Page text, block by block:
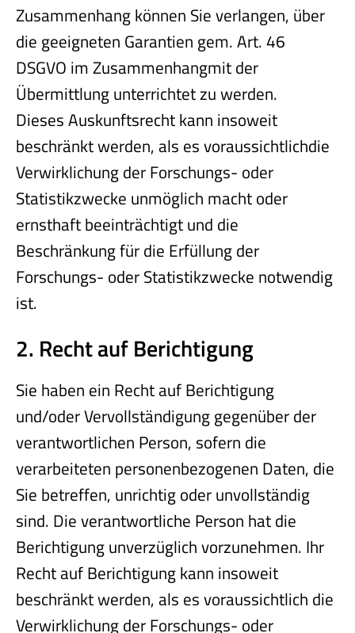
Zusammenhang können Sie verlangen, über
die geeigneten Garantien gem. Art. 46
DSGVO im Zusammenhangmit der
Übermittlung unterrichtet zu werden.
Dieses Auskunftsrecht kann insoweit
beschränkt werden, als es voraussichtlichdie
Verwirklichung der Forschungs- oder
Statistikzwecke unmöglich macht oder
ernsthaft beeinträchtigt und die
Beschränkung für die Erfüllung der
Forschungs- oder Statistikzwecke notwendig
ist.
2. Recht auf Berichtigung
Sie haben ein Recht auf Berichtigung
und/oder Vervollständigung gegenüber der
verantwortlichen Person, sofern die
verarbeiteten personenbezogenen Daten, die
Sie betreffen, unrichtig oder unvollständig
sind. Die verantwortliche Person hat die
Berichtigung unverzüglich vorzunehmen. Ihr
Recht auf Berichtigung kann insoweit
beschränkt werden, als es voraussichtlich die
Verwirklichung der Forschungs- oder